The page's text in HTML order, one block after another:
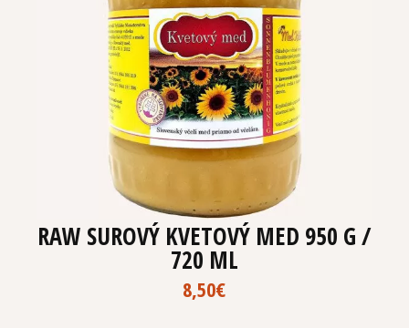
RAW SUROVÝ KVETOVÝ MED 950 G /
720 ML
8,50€